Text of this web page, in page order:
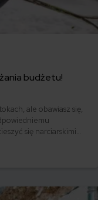
budżetu!
ale obawiasz się,
się narciarskimi